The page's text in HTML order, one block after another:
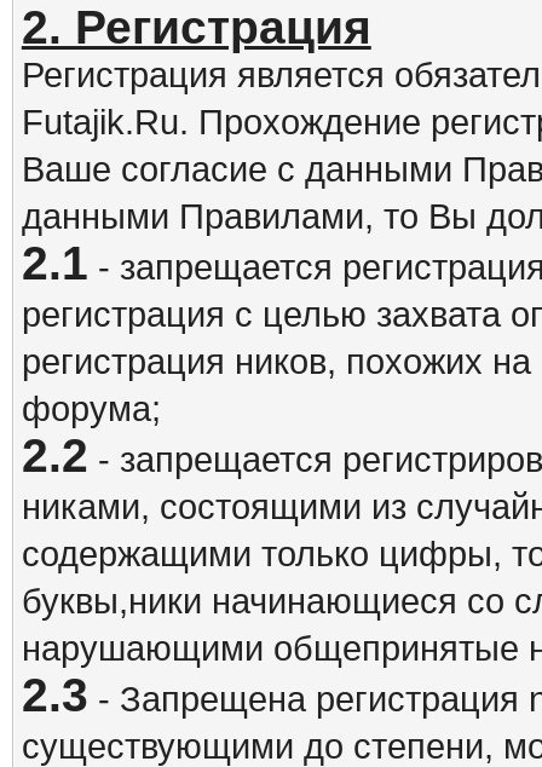
2. Регистрация
Регистрация является
Futajik.Ru. Прохождение
Ваше согласие с данными
данными Правилами, то Вы
2.1 - запрещается
регистрация с целью захвата
регистрация ников, похожих
форума;
2.2 - запрещается
никами, состоящими из
содержащими только цифры,
буквы,ники начинающиеся со
нарушающими общепринятые
2.3 - Запрещена регистрация
существующими до степени,